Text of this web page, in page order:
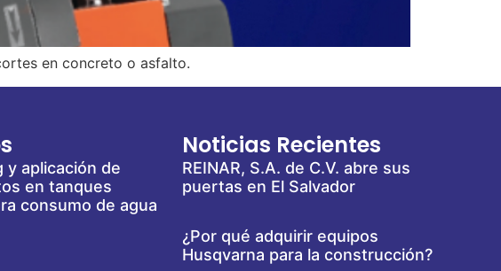
en concreto o asfalto.
y aplicación de
en tanques
consumo de agua
Noticias Recientes
REINAR, S.A. de C.V. abre sus
puertas en El Salvador
¿Por qué adquirir equipos
Husqvarna para la construcción?